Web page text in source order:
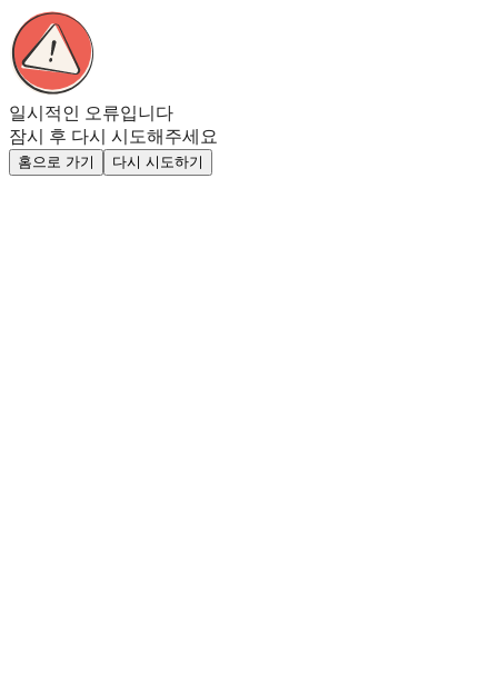
일시적인 오류입니다
잠시 후 다시 시도해주세요
홈으로 가기 다시 시도하기